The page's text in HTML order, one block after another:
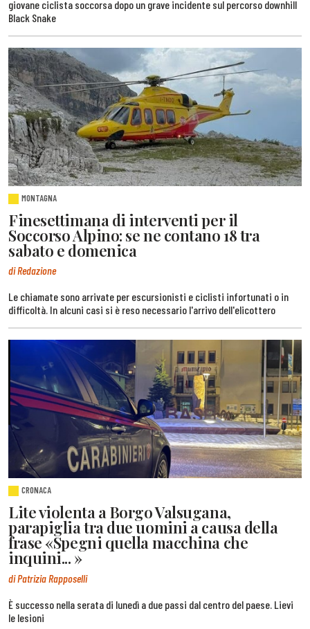
giovane ciclista soccorsa dopo un grave incidente sul percorso downhill
Black Snake
MONTAGNA
Finesettimana di interventi per il
Soccorso Alpino: se ne contano 18 tra
sabato e domenica
di Redazione
Le chiamate sono arrivate per escursionisti e ciclisti infortunati o in
difficoltà. In alcuni casi si è reso necessario l'arrivo dell'elicottero
CRONACA
Lite violenta a Borgo Valsugana,
parapiglia tra due uomini a causa della
frase «Spegni quella macchina che
inquini... »
di Patrizia Rapposelli
È successo nella serata di lunedì a due passi dal centro del paese. Lievi
le lesioni